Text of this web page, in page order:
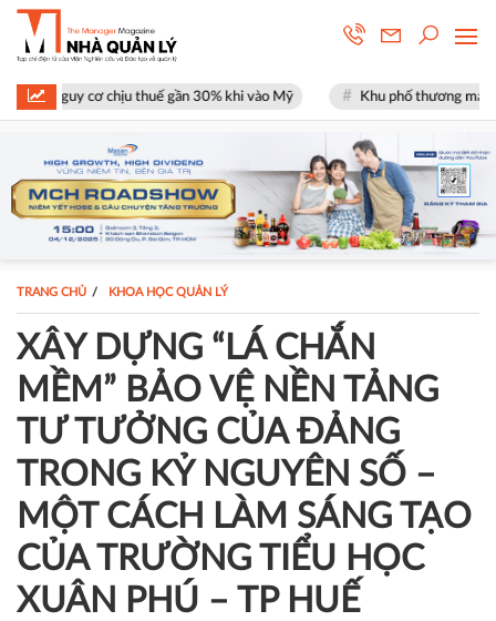
thuế gần 30% khi vào Mỹ Khu phố thương mại SOHO tại The
TRANG CHỦ KHOA HỌC QUẢN LÝ
XÂY DỰNG “LÁ CHẮN
MỀM” BẢO VỆ NỀN TẢNG
TƯ TƯỞNG CỦA ĐẢNG
TRONG KỶ NGUYÊN SỐ –
MỘT CÁCH LÀM SÁNG TẠO
CỦA TRƯỜNG TIỂU HỌC
XUÂN PHÚ – TP HUẾ